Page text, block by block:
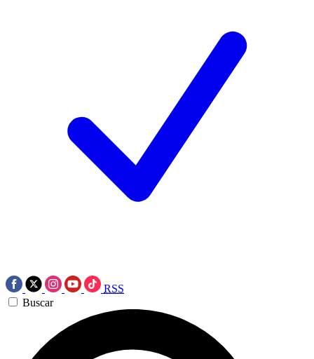
RSS
Buscar